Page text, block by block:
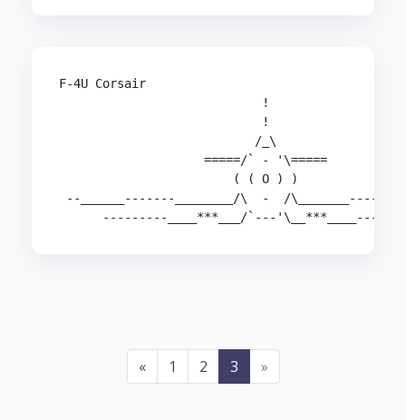
F-4U
--______-------________/\  -  /
« 1 2 3 »